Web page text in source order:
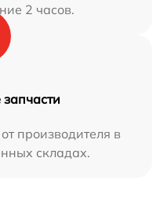
2 часов.
производителя в
складах.